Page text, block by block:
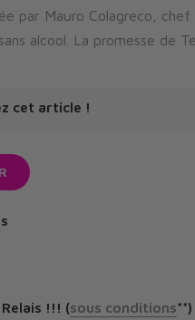
par Mauro Colagreco,
alcool. La promesse de
cet article !
!!! (sous conditions**)